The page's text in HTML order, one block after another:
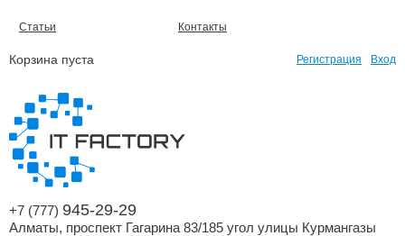
Статьи Контакты
Корзина пуста Регистрация Вход
+7 (777) 945-29-29
Алматы, проспект Гагарина 83/185 угол улицы Курмангазы